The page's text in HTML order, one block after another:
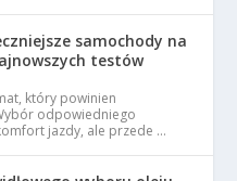
samochody na
testów
który powinien
odpowiedniego
jazdy, ale przede …